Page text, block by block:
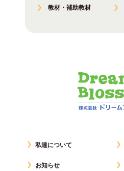
教材・補助教材
私達について
お知らせ